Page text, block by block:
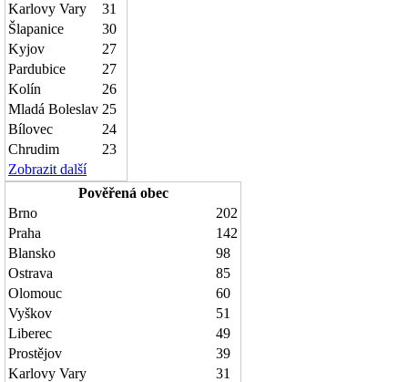
Karlovy Vary
31
Šlapanice
30
Kyjov
27
Pardubice
27
Kolín
26
Mladá Boleslav 25
Bílovec
24
Chrudim
23
Zobrazit další
Pověřená obec
Brno
202
Praha
142
Blansko
98
Ostrava
85
Olomouc
60
Vyškov
51
Liberec
49
Prostějov
39
Karlovy Vary
31